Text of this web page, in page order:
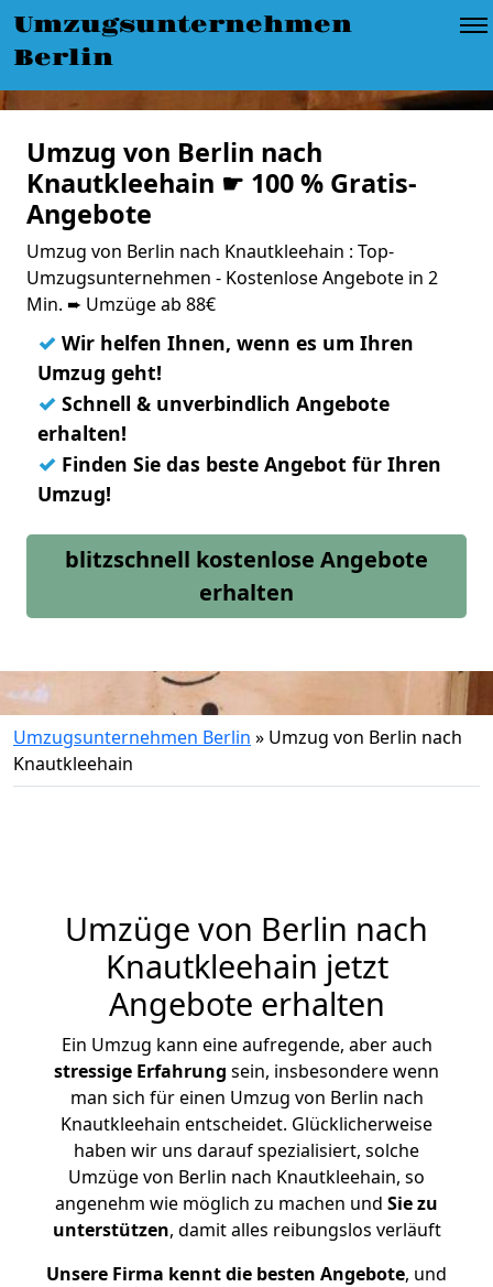
Umzugsunternehmen
Berlin
Umzug von Berlin nach
Knautkleehain ☛ 100 % Gratis-
Angebote
Umzug von Berlin nach Knautkleehain : Top-
Umzugsunternehmen - Kostenlose Angebote in 2
Min. ➨ Umzüge ab 88€
✓ Wir helfen Ihnen, wenn es um Ihren
Umzug geht!
✓ Schnell & unverbindlich Angebote
erhalten!
✓ Finden Sie das beste Angebot für Ihren
Umzug!
blitzschnell kostenlose Angebote
erhalten
Umzugsunternehmen Berlin » Umzug von Berlin nach
Knautkleehain
Umzüge von Berlin nach
Knautkleehain jetzt
Angebote erhalten
Ein Umzug kann eine aufregende, aber auch
stressige Erfahrung sein, insbesondere wenn
man sich für einen Umzug von Berlin nach
Knautkleehain entscheidet. Glücklicherweise
haben wir uns darauf spezialisiert, solche
Umzüge von Berlin nach Knautkleehain, so
angenehm wie möglich zu machen und Sie zu
unterstützen, damit alles reibungslos verläuft
Unsere Firma kennt die besten Angebote, und